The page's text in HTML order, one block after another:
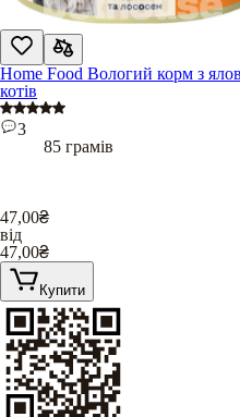
Home Food Вологий корм з
котів
3
85 грамів
47,00₴
від
47,00₴
Купити